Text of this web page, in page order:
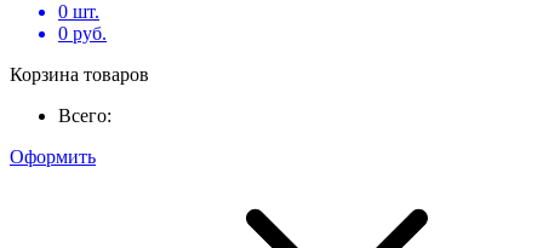
0 шт.
0 руб.
Корзина товаров
Всего:
Оформить